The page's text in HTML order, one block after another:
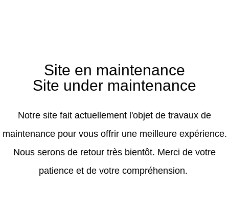
Site en maintenance
Site under maintenance
Notre site fait actuellement l'objet de travaux de
maintenance pour vous offrir une meilleure expérience.
Nous serons de retour très bientôt. Merci de votre
patience et de votre compréhension.